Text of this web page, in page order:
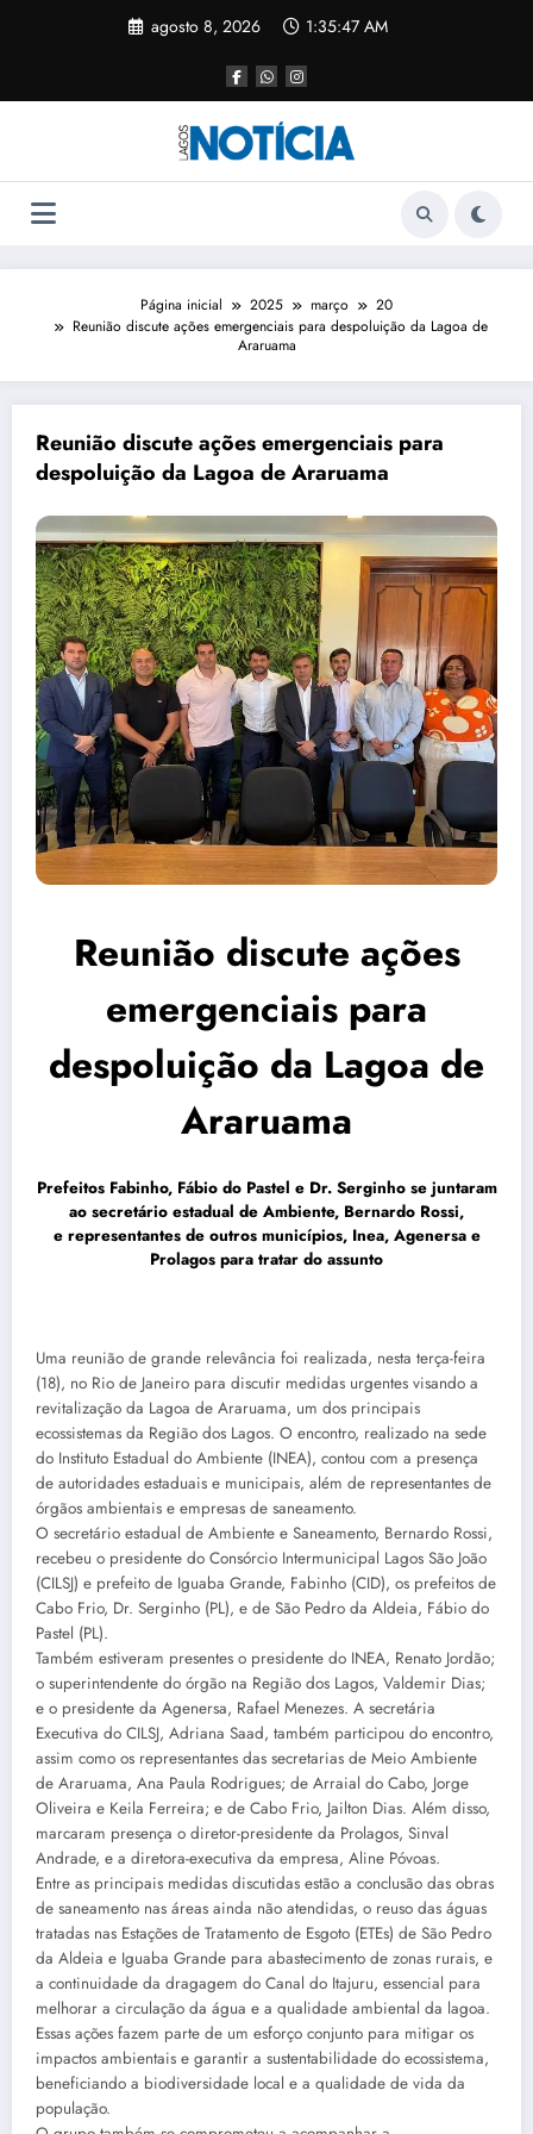
agosto 8, 2026 1:35:47 AM
Página inicial 2025 março
20
Reunião discute ações emergenciais para despoluição da Lagoa de
Araruama
Reunião discute ações emergenciais para
despoluição da Lagoa de Araruama
Reunião discute ações
emergenciais para
despoluição da Lagoa de
Araruama
Prefeitos Fabinho, Fábio do Pastel e Dr. Serginho se juntaram
ao secretário estadual de Ambiente, Bernardo Rossi,
e representantes de outros municípios, Inea, Agenersa e
Prolagos para tratar do assunto
Uma reunião de grande relevância foi realizada, nesta terça-feira
(18), no Rio de Janeiro para discutir medidas urgentes visando a
revitalização da Lagoa de Araruama, um dos principais
ecossistemas da Região dos Lagos. O encontro, realizado na sede
do Instituto Estadual do Ambiente (INEA), contou com a presença
de autoridades estaduais e municipais, além de representantes de
órgãos ambientais e empresas de saneamento.
O secretário estadual de Ambiente e Saneamento, Bernardo Rossi,
recebeu o presidente do Consórcio Intermunicipal Lagos São João
(CILSJ) e prefeito de Iguaba Grande, Fabinho (CID), os prefeitos de
Cabo Frio, Dr. Serginho (PL), e de São Pedro da Aldeia, Fábio do
Pastel (PL).
Também estiveram presentes o presidente do INEA, Renato Jordão;
o superintendente do órgão na Região dos Lagos, Valdemir Dias;
e o presidente da Agenersa, Rafael Menezes. A secretária
Executiva do CILSJ, Adriana Saad, também participou do encontro,
assim como os representantes das secretarias de Meio Ambiente
de Araruama, Ana Paula Rodrigues; de Arraial do Cabo, Jorge
Oliveira e Keila Ferreira; e de Cabo Frio, Jailton Dias. Além disso,
marcaram presença o diretor-presidente da Prolagos, Sinval
Andrade, e a diretora-executiva da empresa, Aline Póvoas.
Entre as principais medidas discutidas estão a conclusão das obras
de saneamento nas áreas ainda não atendidas, o reuso das águas
tratadas nas Estações de Tratamento de Esgoto (ETEs) de São Pedro
da Aldeia e Iguaba Grande para abastecimento de zonas rurais, e
a continuidade da dragagem do Canal do Itajuru, essencial para
melhorar a circulação da água e a qualidade ambiental da lagoa.
Essas ações fazem parte de um esforço conjunto para mitigar os
impactos ambientais e garantir a sustentabilidade do ecossistema,
beneficiando a biodiversidade local e a qualidade de vida da
população.